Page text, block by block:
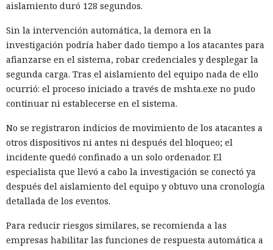
aislamiento duró 128 segundos.
Sin la intervención automática, la demora en la
investigación podría haber dado tiempo a los atacantes para
afianzarse en el sistema, robar credenciales y desplegar la
segunda carga. Tras el aislamiento del equipo nada de ello
ocurrió: el proceso iniciado a través de mshta.exe no pudo
continuar ni establecerse en el sistema.
No se registraron indicios de movimiento de los atacantes a
otros dispositivos ni antes ni después del bloqueo; el
incidente quedó confinado a un solo ordenador. El
especialista que llevó a cabo la investigación se conectó ya
después del aislamiento del equipo y obtuvo una cronología
detallada de los eventos.
Para reducir riesgos similares, se recomienda a las
empresas habilitar las funciones de respuesta automática a